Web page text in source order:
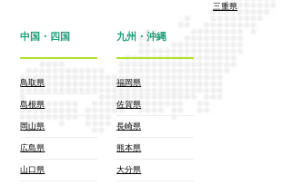
三重県
中国・四国
鳥取県
島根県
岡山県
広島県
山口県
九州・沖縄
福岡県
佐賀県
長崎県
熊本県
大分県